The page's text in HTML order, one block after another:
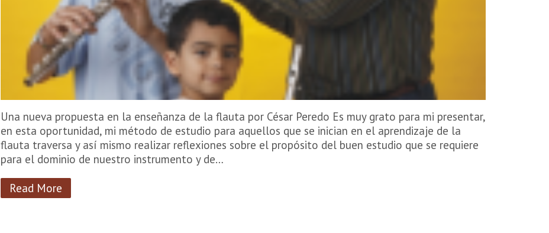
Una nueva propuesta en la enseñanza de la flauta por César Peredo Es muy grato para mi presentar,
en esta oportunidad, mi método de estudio para aquellos que se inician en el aprendizaje de la
flauta traversa y así mismo realizar reflexiones sobre el propósito del buen estudio que se requiere
para el dominio de nuestro instrumento y de…
Read More